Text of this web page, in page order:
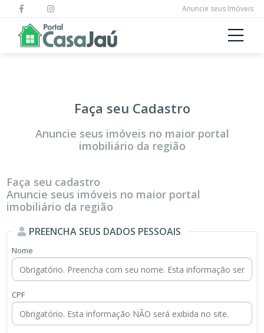
Anuncie seus Imóveis
Faça seu Cadastro
Anuncie seus imóveis no maior portal
imobiliário da região
Faça seu cadastro
Anuncie seus imóveis no maior portal
imobiliário da região
PREENCHA SEUS DADOS PESSOAIS
Nome
CPF